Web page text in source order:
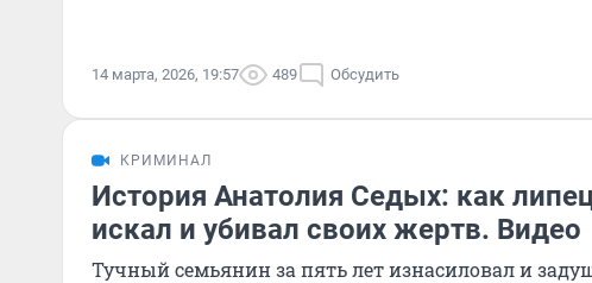
14 марта, 2026, 19:57 489 Обсудить
КРИМИНАЛ
История Анатолия Седых: как
искал и убивал своих жертв. Видео
Тучный семьянин за пять лет изнасиловал и